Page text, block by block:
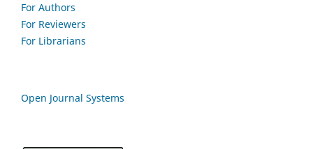
For Authors
For Reviewers
For Librarians
Open Journal Systems